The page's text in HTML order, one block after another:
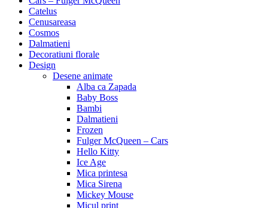
Catelus
Cenusareasa
Cosmos
Dalmatieni
Decoratiuni florale
Design
Desene animate
Alba ca Zapada
Baby Boss
Bambi
Dalmatieni
Frozen
Fulger McQueen – Cars
Hello Kitty
Ice Age
Mica printesa
Mica Sirena
Mickey Mouse
Micul print